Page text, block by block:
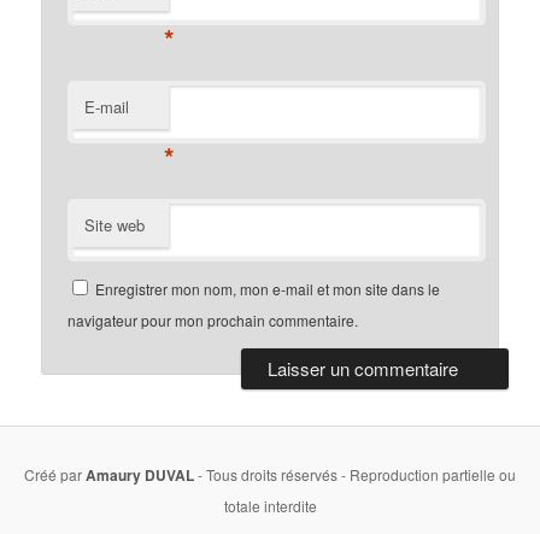
*
E-mail
*
Site web
Enregistrer mon nom, mon e-mail et mon site dans le
navigateur pour mon prochain commentaire.
Créé parAmaury DUVAL- Tous droits réservés - Reproduction partielle ou
totale interdite